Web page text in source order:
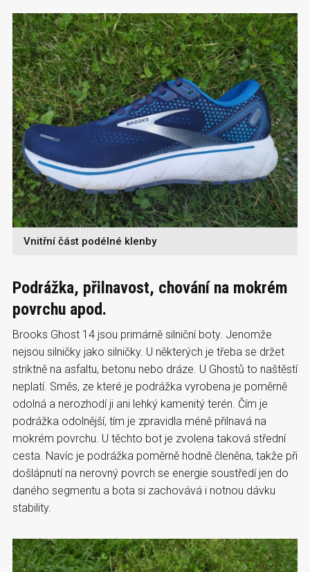
Vnitřní část podélné klenby
Podrážka, přilnavost, chování na mokrém
povrchu apod.
Brooks Ghost 14 jsou primárně silniční boty. Jenomže
nejsou silničky jako silničky. U některých je třeba se držet
striktně na asfaltu, betonu nebo dráze. U Ghostů to naštěstí
neplatí. Směs, ze které je podrážka vyrobena je poměrně
odolná a nerozhodí ji ani lehký kamenitý terén. Čím je
podrážka odolnější, tím je zpravidla méně přilnavá na
mokrém povrchu. U těchto bot je zvolena taková střední
cesta. Navíc je podrážka poměrně hodně členěna, takže při
došlápnutí na nerovný povrch se energie soustředí jen do
daného segmentu a bota si zachovává i notnou dávku
stability.